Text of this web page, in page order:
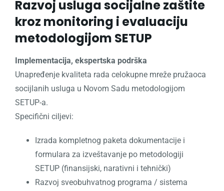
Razvoj usluga socijalne zaštite
kroz monitoring i evaluaciju
metodologijom SETUP
Implementacija, ekspertska podrška
Unapređenje kvaliteta rada celokupne mreže pružaoca
socijlanih usluga u Novom Sadu metodologijom
SETUP-a.
Specifični ciljevi:
Izrada kompletnog paketa dokumentacije i
formulara za izveštavanje po metodologiji
SETUP (finansijski, narativni i tehnički)
Razvoj sveobuhvatnog programa / sistema